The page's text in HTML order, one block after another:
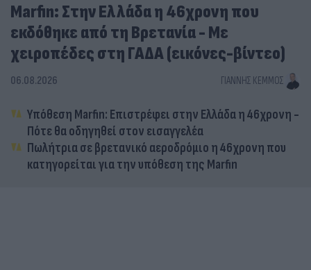
Marfin: Στην Ελλάδα η 46χρονη που
εκδόθηκε από τη Βρετανία - Με
χειροπέδες στη ΓΑΔΑ (εικόνες-βίντεο)
06.08.2026 ΓΙΆΝΝΗΣ ΚΈΜΜΟΣ
Υπόθεση Marfin: Επιστρέφει στην Ελλάδα η 46χρονη -
Πότε θα οδηγηθεί στον εισαγγελέα
Πωλήτρια σε βρετανικό αεροδρόμιο η 46χρονη που
κατηγορείται για την υπόθεση της Marfin